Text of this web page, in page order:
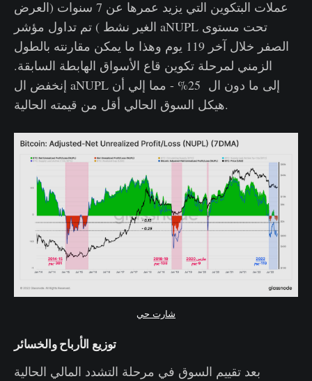
عملات البتكوين التي يزيد عمرها عن 7 سنوات (العرض
الغير نشط ) تم تداول مؤشر aNUPL تحت مستوى
الصفر خلال آخر 119 يوم وهذا ما يمكن مقارنته بالطول
الزمني لمرحلة تكوين قاع الأسواق الهابطة السابقة.
إنخفض ال aNUPL إلى ما دون ال 25% - مما إلي أن
هيكل السوق الحالي أقل من قيمته الحالية.
شارت حي
توزيع الأرباح والخسائر
بعد تقييم السوق في مرحلة التشدد المالي الحالية